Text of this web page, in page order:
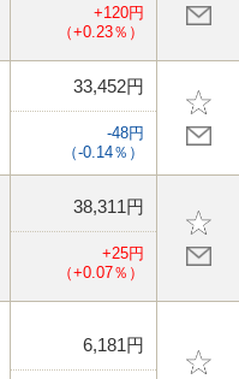
+120円
（+0.23％）
33,452円
-48円
（-0.14％）
38,311円
+25円
（+0.07％）
6,181円